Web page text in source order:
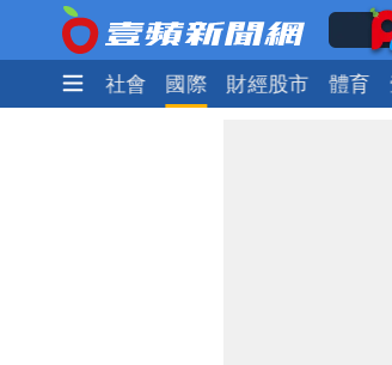
政治 社會 國際 財經股市 體育